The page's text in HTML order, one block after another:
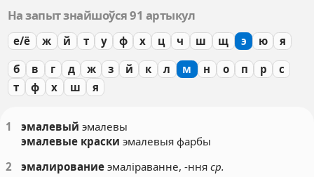
На запыт знайшоўся 91 артыкул
е/ё ж й т у ф х ц ч ш щ э ю я
б в г д ж з й к л м н о п р
с
т
ф х ш я
1 эмалевый эмалевы
эмалевые краски эмалевыя фарбы
2
эмалирование эмаліраванне, -нняср.